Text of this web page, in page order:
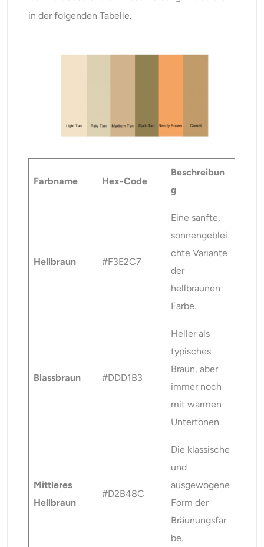
in der folgenden Tabelle.
Farbname Hex-Code
Beschreibun
g
Hellbraun #F3E2C7
Eine sanfte,
sonnengeblei
chte Variante
der
hellbraunen
Farbe.
Blassbraun #DDD1B3
Heller als
typisches
Braun, aber
immer noch
mit warmen
Untertönen.
Mittleres
Hellbraun
#D2B48C
Die klassische
und
ausgewogene
Form der
Bräunungsfar
be.